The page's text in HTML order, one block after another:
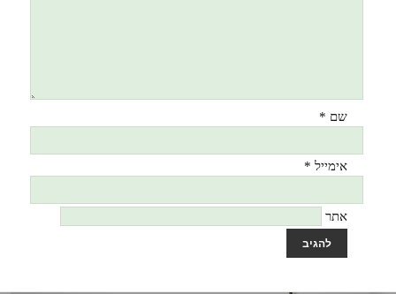
שם *
אימייל *
אתר